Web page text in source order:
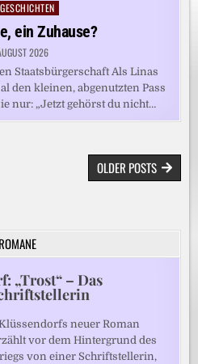
ein Zuhause?
2026
Staatsbürgerschaft Als Linas
den kleinen, abgenutzten Pass
nur: „Jetzt gehörst du nicht…
OLDER POSTS
ROMANE
„Trost“ – Das
neuer Roman
vor dem Hintergrund des
von einer Schriftstellerin,